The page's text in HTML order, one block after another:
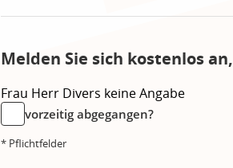
Melden Sie sich kostenlos
Frau Herr Divers keine Angabe
vorzeitig abgegangen?
* Pflichtfelder